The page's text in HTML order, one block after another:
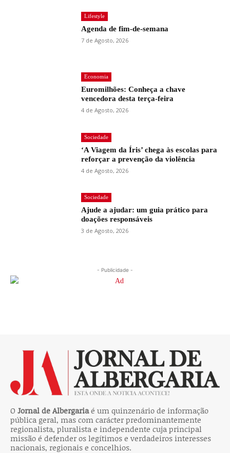
O Jornal de Albergariaé um quinzenário de informação
pública geral, mas com carácter predominantemente
regionalista, pluralista e independente cuja principal
missão é defender os legítimos e verdadeiros interesses
nacionais, regionais e concelhios.